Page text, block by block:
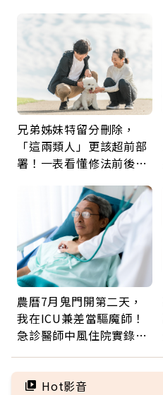
久違的關心
兄弟姊妹特留分刪除，
「這兩類人」更該超前部
署！一表看懂修法前後差
農曆7月鬼門開第二天，
我在ICU兼差當驅魔師！
急診醫師中風住院實錄：
Hot影音